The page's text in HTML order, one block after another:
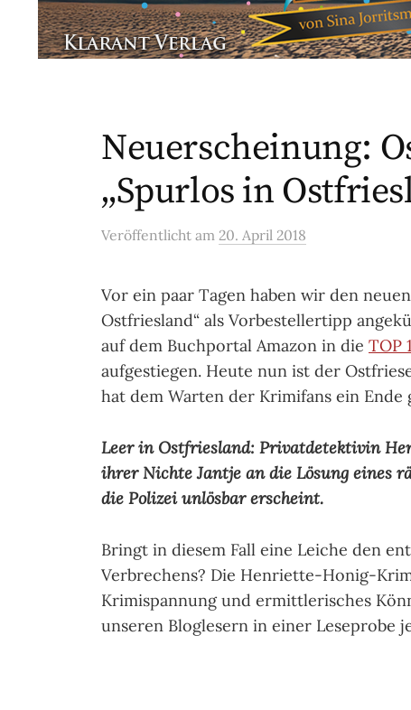
Neuerscheinung:
„Spurlos in
Veröffentlicht am 20. April 2018
Vor ein paar Tagen haben wir den
Ostfriesland“ als Vorbestellertipp
auf dem Buchportal Amazon in die TOP
aufgestiegen. Heute nun ist der
hat dem Warten der Krimifans ein Ende
Leer in Ostfriesland: Privatdetektivin
ihrer Nichte Jantje an die Lösung eines
die Polizei unlösbar erscheint.
Bringt in diesem Fall eine Leiche den
Verbrechens? Die Henriette-Honig-
Krimispannung und ermittlerisches
unseren Bloglesern in einer Leseprobe